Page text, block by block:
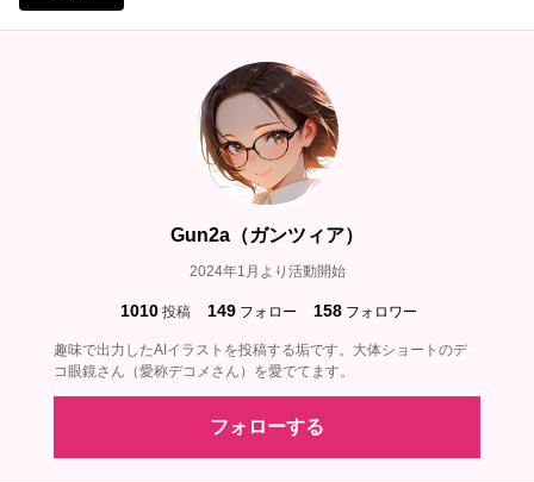
Gun2a（ガンツィア）
2024年1月より活動開始
1010 投稿 149 フォロー 158 フォロワー
趣味で出力したAIイラストを投稿する垢です。大体ショートのデ
コ眼鏡さん（愛称デコメさん）を愛でてます。
フォローする